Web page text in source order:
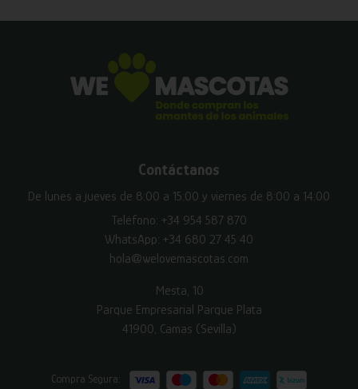
Contáctanos
De lunes a jueves de 8:00 a 15:00 y viernes de 8:00 a 14:00
Teléfono: +34 954 587 870
WhatsApp: +34 680 27 45 40
hola@welovemascotas.com
Mesta, 10
Parque Empresarial Parque Plata
41900, Camas (Sevilla)
Compra Segura: